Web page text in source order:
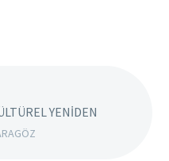
YENİDEN